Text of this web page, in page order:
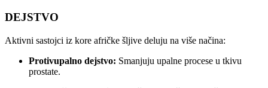
DEJSTVO
Aktivni sastojci iz kore afričke šljive deluju na više načina:
Protivupalno dejstvo: Smanjuju upalne procese u tkivu
prostate.